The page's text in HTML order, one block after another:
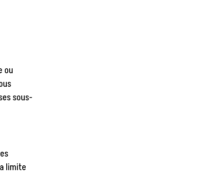
ou
sous-
limite